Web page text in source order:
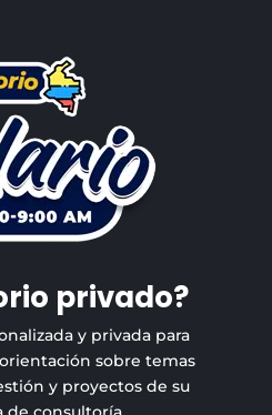
privado?
y privada para
sobre temas
y proyectos de su